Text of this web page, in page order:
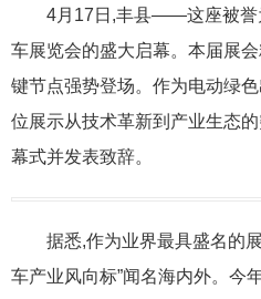
4月17日,丰县——这座被誉
车展览会的盛大启幕。本届展
键节点强势登场。作为电动绿
位展示从技术革新到产业生态
幕式并发表致辞。
据悉,作为业界最具盛名的
车产业风向标”闻名海内外。今